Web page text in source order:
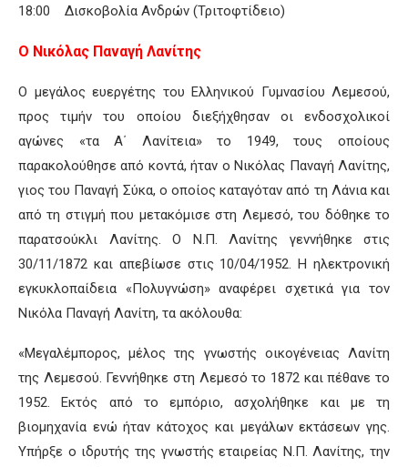
18:00 Δισκοβολία Ανδρών (Τριτοφτίδειο)
Ο Νικόλας Παναγή Λανίτης
Ο μεγάλος ευεργέτης του Ελληνικού Γυμνασίου Λεμεσού,
προς τιμήν του οποίου διεξήχθησαν οι ενδοσχολικοί
αγώνες «τα Α΄ Λανίτεια» το 1949, τους οποίους
παρακολούθησε από κοντά, ήταν ο Νικόλας Παναγή Λανίτης,
γιος του Παναγή Σύκα, ο οποίος καταγόταν από τη Λάνια και
από τη στιγμή που μετακόμισε στη Λεμεσό, του δόθηκε το
παρατσούκλι Λανίτης. Ο Ν.Π. Λανίτης γεννήθηκε στις
30/11/1872 και απεβίωσε στις 10/04/1952. Η ηλεκτρονική
εγκυκλοπαίδεια «Πολυγνώση» αναφέρει σχετικά για τον
Νικόλα Παναγή Λανίτη, τα ακόλουθα:
«Μεγαλέμπορος, μέλος της γνωστής οικογένειας Λανίτη
της Λεμεσού. Γεννήθηκε στη Λεμεσό το 1872 και πέθανε το
1952. Εκτός από το εμπόριο, ασχολήθηκε και με τη
βιομηχανία ενώ ήταν κάτοχος και μεγάλων εκτάσεων γης.
Υπήρξε ο ιδρυτής της γνωστής εταιρείας Ν.Π. Λανίτης, την